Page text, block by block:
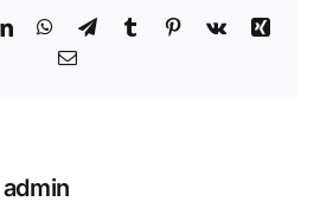
LinkedInWhatsApp
TelegramTumblr Pinterest
Vk
Xing
E-
admin